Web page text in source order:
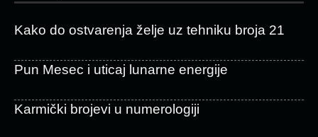
Kako do ostvarenja želje uz tehniku broja 21
Pun Mesec i uticaj lunarne energije
Karmički brojevi u numerologiji